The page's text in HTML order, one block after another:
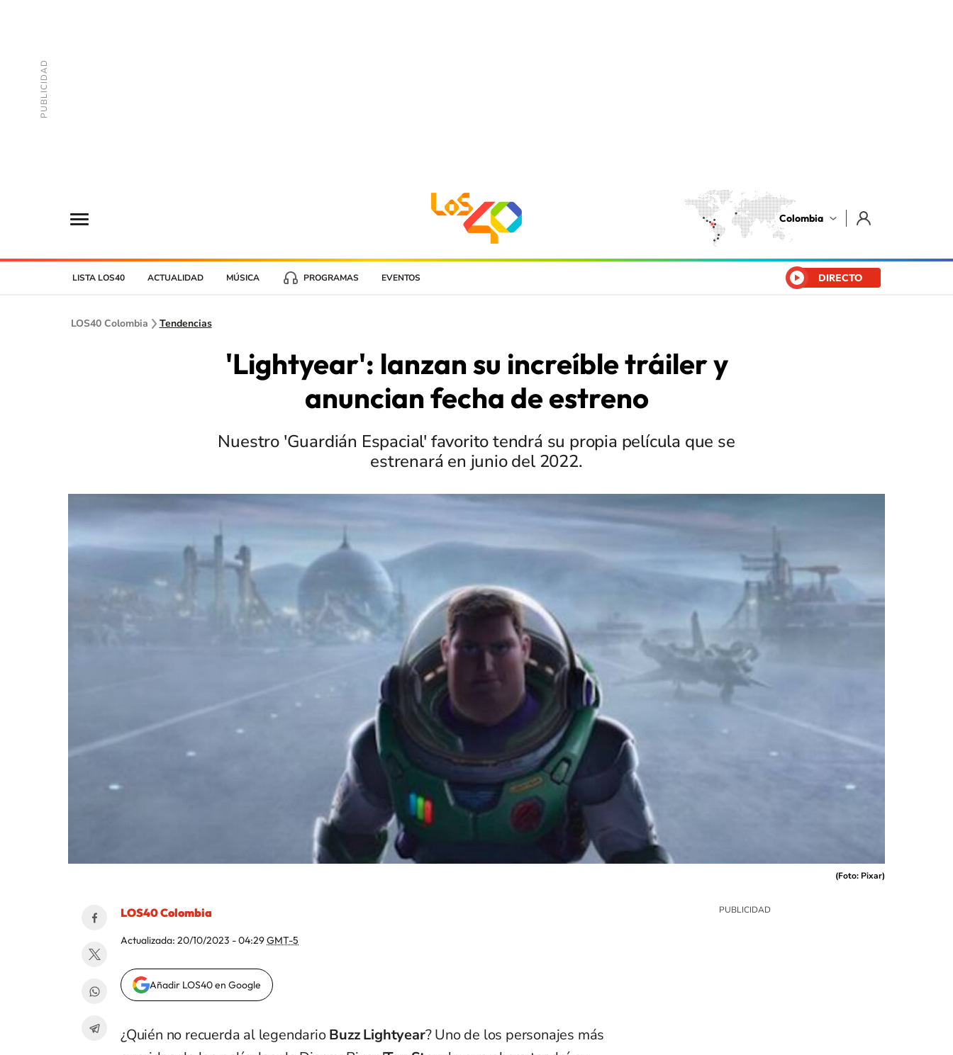
Colombia
LISTA LOS40 ACTUALIDAD MÚSICA PROGRAMAS EVENTOS DIRECTO
LOS40 Colombia Tendencias
'Lightyear': lanzan su increíble tráiler y
anuncian fecha de estreno
Nuestro 'Guardián Espacial' favorito tendrá su propia película que se
estrenará en junio del 2022.
(Foto: Pixar)
LOS40 Colombia
Actualizada: 20/10/2023 - 04:29GMT-5
Añadir LOS40 en Google
¿Quién no recuerda al legendarioBuzz Lightyear? Uno de los personajes más